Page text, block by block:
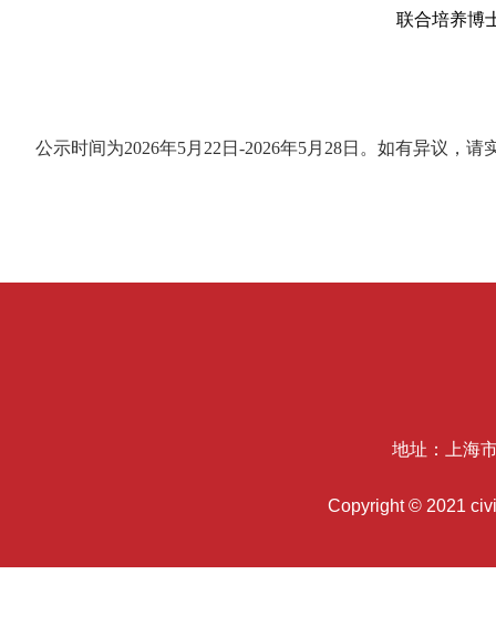
联合培养博
公示时间为2026年5月 22 日 -2026年5月 28日。如有异议，请
地址：上海
Copyright © 2021